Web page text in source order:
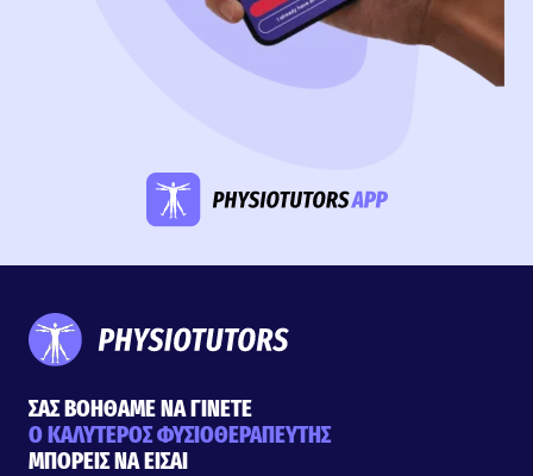
ΣΑΣ ΒΟΗΘΑΜΕ ΝΑ ΓΙΝΕΤΕ
Ο ΚΑΛΥΤΕΡΟΣ ΦΥΣΙΟΘΕΡΑΠΕΥΤΗΣ
ΜΠΟΡΕΙΣ ΝΑ ΕΙΣΑΙ